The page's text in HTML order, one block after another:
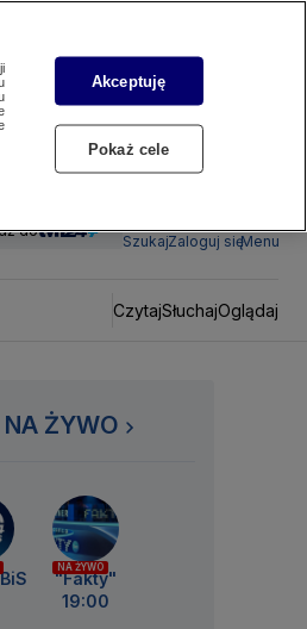
do
SzukajZaloguj sięMenu
CzytajSłuchajOglądaj
ŻYWO
NA ŻYWO
"Fakty"
19:00
Akceptuję
Pokaż cele